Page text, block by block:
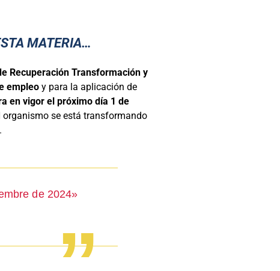
MATERIA…
Recuperación Transformación y
empleo y para la aplicación de
en vigor el próximo día 1 de
organismo se está transformando
de 2024»